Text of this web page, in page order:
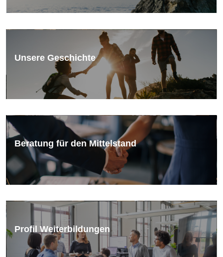
Unsere Geschichte
Beratung für den Mittelstand
Profil Weiterbildungen